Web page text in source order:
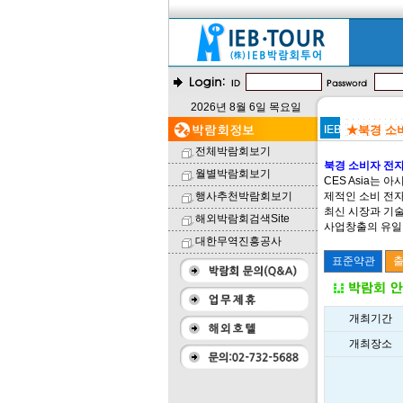
2026년 8월 6일 목요일
전체박람회보기
월별박람회보기
행사추천박람회보기
해외박람회검색Site
대한무역진흥공사
★북경 소
북경 소비자 전
CES Asia는 아
제적인 소비 전
최신 시장과 기
사업창출의 유
개최기간
개최장소